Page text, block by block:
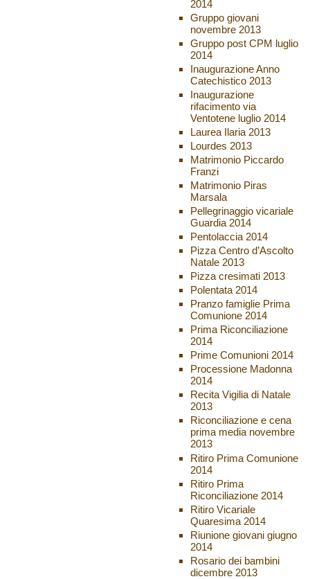
2014
Gruppo giovani
novembre 2013
Gruppo post CPM luglio
2014
Inaugurazione Anno
Catechistico 2013
Inaugurazione
rifacimento via
Ventotene luglio 2014
Laurea Ilaria 2013
Lourdes 2013
Matrimonio Piccardo
Franzi
Matrimonio Piras
Marsala
Pellegrinaggio vicariale
Guardia 2014
Pentolaccia 2014
Pizza Centro d’Ascolto
Natale 2013
Pizza cresimati 2013
Polentata 2014
Pranzo famiglie Prima
Comunione 2014
Prima Riconciliazione
2014
Prime Comunioni 2014
Processione Madonna
2014
Recita Vigilia di Natale
2013
Riconciliazione e cena
prima media novembre
2013
Ritiro Prima Comunione
2014
Ritiro Prima
Riconciliazione 2014
Ritiro Vicariale
Quaresima 2014
Riunione giovani giugno
2014
Rosario dei bambini
dicembre 2013